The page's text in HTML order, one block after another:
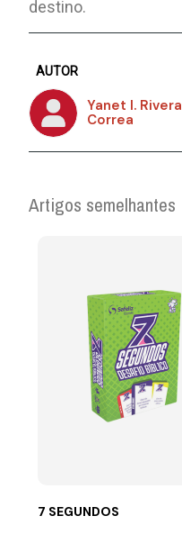
destino.
AUTOR
Yanet I. Rivera
Correa
Artigos semelhantes
7 SEGUNDOS